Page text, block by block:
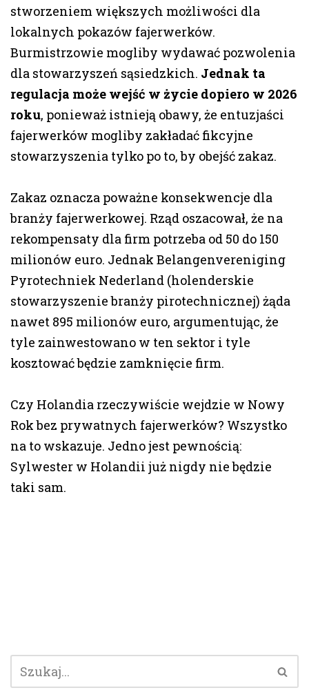
stworzeniem większych możliwości dla
lokalnych pokazów fajerwerków.
Burmistrzowie mogliby wydawać pozwolenia
dla stowarzyszeń sąsiedzkich. Jednak ta
regulacja może wejść w życie dopiero w 2026
roku, ponieważ istnieją obawy, że entuzjaści
fajerwerków mogliby zakładać fikcyjne
stowarzyszenia tylko po to, by obejść zakaz.
Zakaz oznacza poważne konsekwencje dla
branży fajerwerkowej. Rząd oszacował, że na
rekompensaty dla firm potrzeba od 50 do 150
milionów euro. Jednak Belangenvereniging
Pyrotechniek Nederland (holenderskie
stowarzyszenie branży pirotechnicznej) żąda
nawet 895 milionów euro, argumentując, że
tyle zainwestowano w ten sektor i tyle
kosztować będzie zamknięcie firm.
Czy Holandia rzeczywiście wejdzie w Nowy
Rok bez prywatnych fajerwerków? Wszystko
na to wskazuje. Jedno jest pewnością:
Sylwester w Holandii już nigdy nie będzie
taki sam.